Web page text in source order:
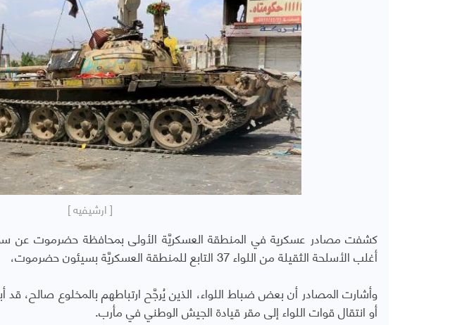
[ ارشيفيه ]
كشفت مصادر عسكرية في المنطقة العسكريَّة الأولى بمحافظة حضرموت عن
أغلب الأسلحة الثقيلة من اللواء 37 التابع للمنطقة العسكريَّة بسيئون حضرموت،
وأشارت المصادر أن بعض ضباط اللواء، الذين يُرجَّح ارتباطهم بالمخلوع صالح، قد
أو انتقال قوات اللواء إلى مقر قيادة الجيش الوطني في مأرب.